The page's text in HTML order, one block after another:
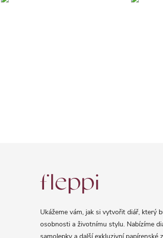
Ukážeme vám, jak si vytvořit diář, který
osobnosti a životnímu stylu. Nabízíme